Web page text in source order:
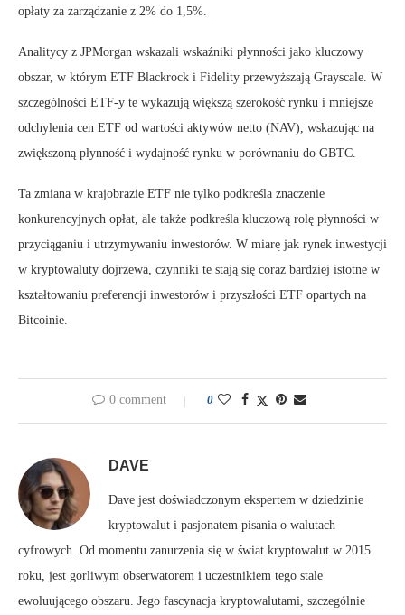
opłaty za zarządzanie z 2% do 1,5%.
Analitycy z JPMorgan wskazali wskaźniki płynności jako kluczowy
obszar, w którym ETF Blackrock i Fidelity przewyższają Grayscale. W
szczególności ETF-y te wykazują większą szerokość rynku i mniejsze
odchylenia cen ETF od wartości aktywów netto (NAV), wskazując na
zwiększoną płynność i wydajność rynku w porównaniu do GBTC.
Ta zmiana w krajobrazie ETF nie tylko podkreśla znaczenie
konkurencyjnych opłat, ale także podkreśla kluczową rolę płynności w
przyciąganiu i utrzymywaniu inwestorów. W miarę jak rynek inwestycji
w kryptowaluty dojrzewa, czynniki te stają się coraz bardziej istotne w
kształtowaniu preferencji inwestorów i przyszłości ETF opartych na
Bitcoinie.
0 comment 0
DAVE
Dave jest doświadczonym ekspertem w dziedzinie
kryptowalut i pasjonatem pisania o walutach
cyfrowych. Od momentu zanurzenia się w świat kryptowalut w 2015
roku, jest gorliwym obserwatorem i uczestnikiem tego stale
ewoluującego obszaru. Jego fascynacja kryptowalutami, szczególnie